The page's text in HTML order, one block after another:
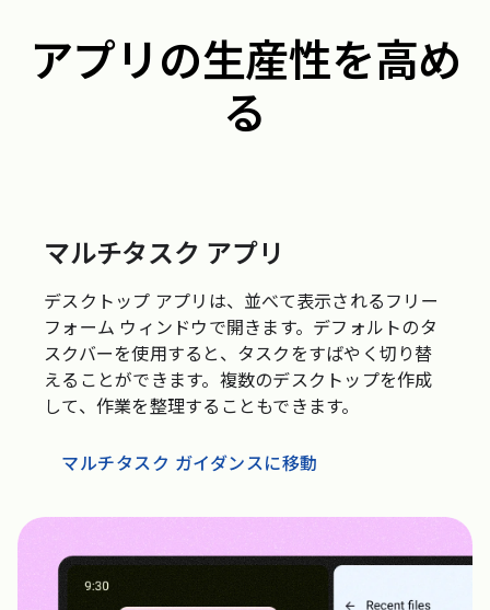
アプリの生産性を高め
る
マルチタスク アプリ
デスクトップ アプリは、並べて表示されるフリー
フォーム ウィンドウで開きます。デフォルトのタ
スクバーを使用すると、タスクをすばやく切り替
えることができます。複数のデスクトップを作成
して、作業を整理することもできます。
マルチタスク ガイダンスに移動